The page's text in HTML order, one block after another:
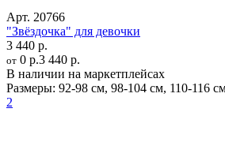
Арт. 20766
"Звёздочка" для девочки
3 440 р.
от 0 р.3 440 р.
В наличии на маркетплейсах
Размеры: 92-98 см, 98-104 см, 110-116
2